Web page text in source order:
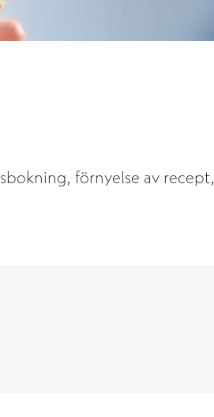
förnyelse av recept,